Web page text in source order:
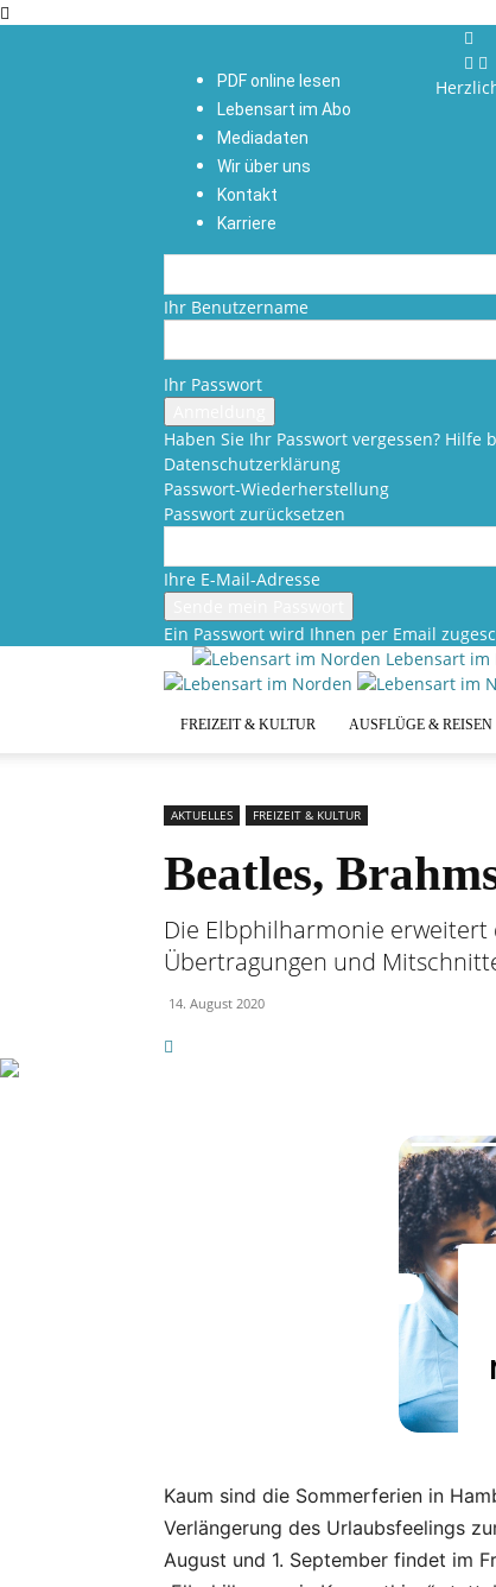
PDF online lesen
Lebensart im Abo
Mediadaten
Wir über uns
Kontakt
Karriere
Ihr Benutzername
Ihr Passwort
Haben Sie Ihr Passwort vergessen? Hilfe
Datenschutzerklärung
Passwort-Wiederherstellung
Passwort zurücksetzen
Ihre E-Mail-Adresse
Ein Passwort wird Ihnen per Email
Lebensart im
FREIZEIT & KULTUR AUSFLÜGE & REISEN
AKTUELLES FREIZEIT & KULTUR
Beatles,
Die Elbphilharmonie erweitert
Übertragungen und
14. August 2020
Kaum sind die Sommerferien in
Verlängerung des Urlaubsfeelings
August und 1. September findet im